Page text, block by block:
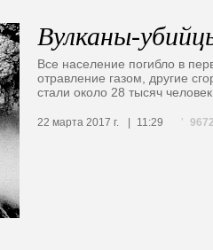
Вулканы-
Все население погибло в
отравление газом, другие
стали около 28 тысяч человек
22 марта 2017 г. 11:29